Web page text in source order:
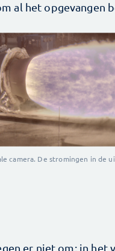
al het opgevangen
camera. De stromingen in de
er niet om; in